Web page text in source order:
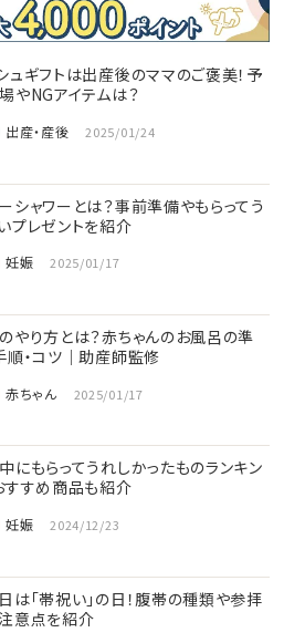
ュギフトは出産後のママのご褒美！予
やNGアイテムは？
出産・産後 2025/01/24
シャワーとは？事前準備やもらってう
プレゼントを紹介
妊娠 2025/01/17
やり方とは？赤ちゃんのお風呂の準
順・コツ｜助産師監修
赤ちゃん 2025/01/17
にもらってうれしかったものランキン
すすめ商品も紹介
妊娠 2024/12/23
は「帯祝い」の日！腹帯の種類や参拝
意点を紹介